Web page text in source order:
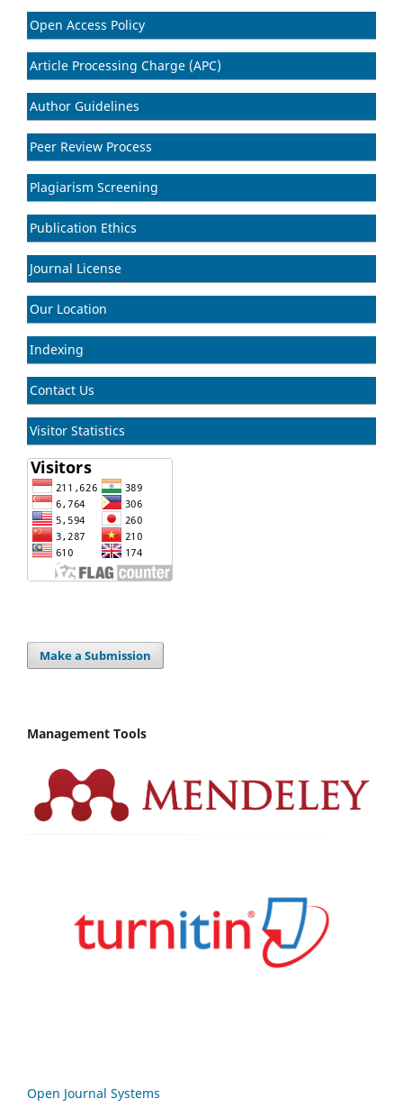
Open Access Policy
Article Processing Charge (APC)
Author Guidelines
Peer Review Process
Plagiarism Screening
Publication Ethics
Journal License
Our Location
Indexing
Contact Us
Visitor Statistics
Make a Submission
Management Tools
Open Journal Systems